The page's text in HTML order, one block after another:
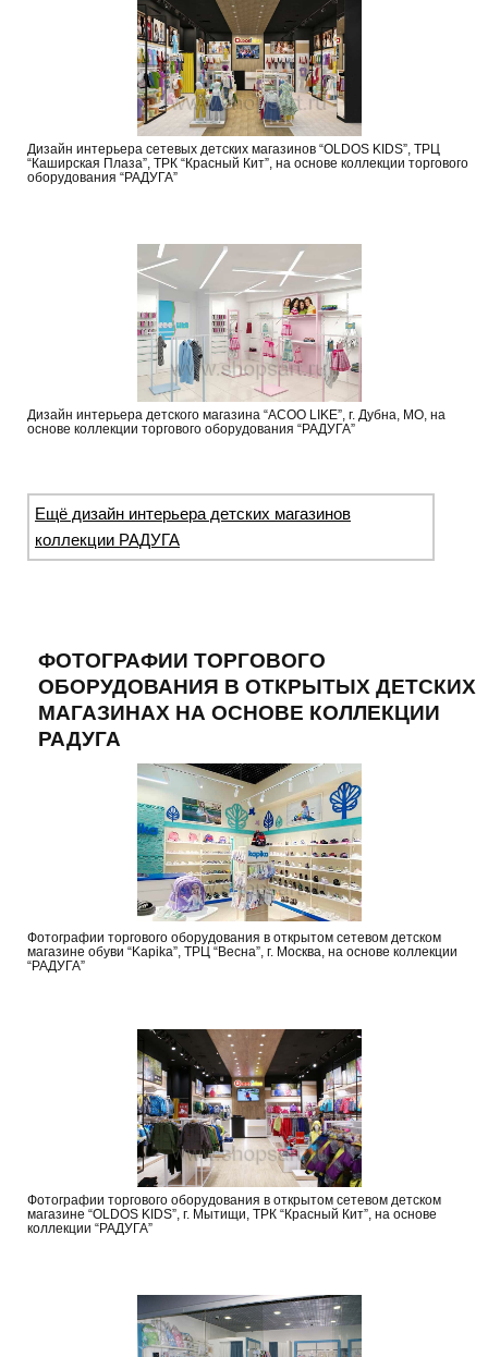
Дизайн интерьера сетевых детских магазинов “OLDOS KIDS”, ТРЦ
“Каширская Плаза”, ТРК “Красный Кит”, на основе коллекции торгового
оборудования “РАДУГА”
Дизайн интерьера детского магазина “ACOO LIKE”, г. Дубна, МО, на
основе коллекции торгового оборудования “РАДУГА”
Ещё дизайн интерьера детских магазинов
коллекции РАДУГА
ФОТОГРАФИИ ТОРГОВОГО
ОБОРУДОВАНИЯ В ОТКРЫТЫХ ДЕТСКИХ
МАГАЗИНАХ НА ОСНОВЕ КОЛЛЕКЦИИ
РАДУГА
Фотографии торгового оборудования в открытом сетевом детском
магазине обуви “Kapika”, ТРЦ “Весна”, г. Москва, на основе коллекции
“РАДУГА”
Фотографии торгового оборудования в открытом сетевом детском
магазине “OLDOS KIDS”, г. Мытищи, ТРК “Красный Кит”, на основе
коллекции “РАДУГА”